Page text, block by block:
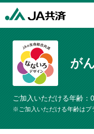
が
ご加入いただける年齢：
※ご加入いただける年齢はプ